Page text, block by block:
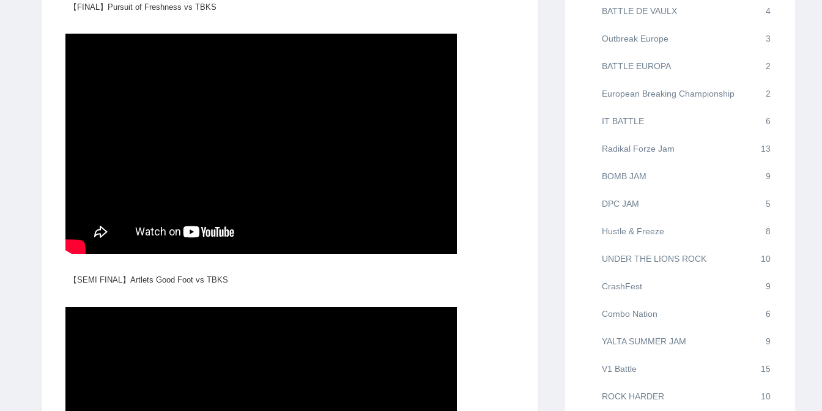
【FINAL】Pursuit of Freshness vs TBKS
【SEMI FINAL】Artlets Good Foot vs TBKS
BATTLE DE VAULX 4
Outbreak Europe 3
BATTLE EUROPA 2
European Breaking Championship 2
IT BATTLE 6
Radikal Forze Jam 13
BOMB JAM 9
DPC JAM 5
Hustle & Freeze 8
UNDER THE LIONS ROCK 10
CrashFest 9
Combo Nation 6
YALTA SUMMER JAM 9
V1 Battle 15
ROCK HARDER 10